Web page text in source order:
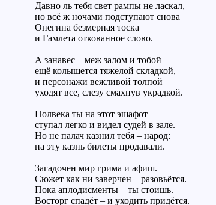
Давно ль тебя свет рампы не ласкал, –
но всё ж ночами подступают снова
Онегина безмерная тоска
и Гамлета откованное слово.
А занавес – меж залом и тобой
ещё колышется тяжелой складкой,
и персонажи вежливой толпой
уходят все, слезу смахнув украдкой.
Полвека ты на этот эшафот
ступал легко и видел судей в зале.
Но не палач казнил тебя – народ:
на эту казнь билеты продавали.
Загадочен мир грима и афиш.
Сюжет как ни заверчен – разовьётся.
Пока аплодисменты – ты стоишь.
Восторг спадёт – и уходить придётся.